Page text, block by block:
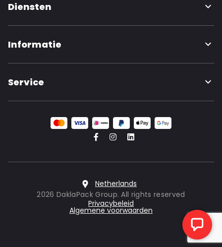
Diensten
Informatie
Service
Netherlands
2026 DaklaPack Group. All rights reserved
Privacybeleid
Algemene voorwaarden